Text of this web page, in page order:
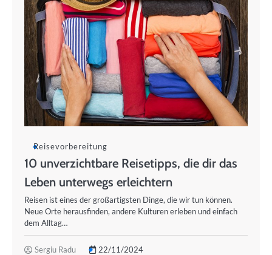
Reisevorbereitung
10 unverzichtbare Reisetipps, die dir das
Leben unterwegs erleichtern
Reisen ist eines der großartigsten Dinge, die wir tun können.
Neue Orte herausfinden, andere Kulturen erleben und einfach
dem Alltag…
Sergiu Radu 22/11/2024